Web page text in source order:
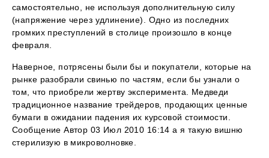
самостоятельно, не используя дополнительную силу
(напряжение через удлинение). Одно из последних
громких преступлений в столице произошло в конце
февраля.
Наверное, потрясены были бы и покупатели, которые на
рынке разобрали свинью по частям, если бы узнали о
том, что приобрели жертву эксперимента. Медведи
традиционное название трейдеров, продающих ценные
бумаги в ожидании падения их курсовой стоимости.
Сообщение Автор 03 Июл 2010 16:14 а я такую вишню
стерилизую в микроволновке.